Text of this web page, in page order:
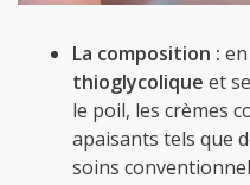
La composition :
thioglycolique et
le poil, les crèmes
apaisants tels que
soins